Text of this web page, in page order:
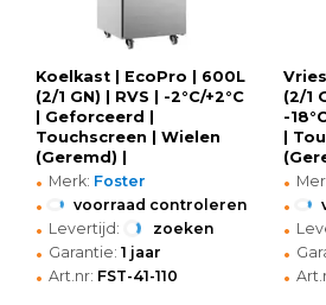
Koelkast | EcoPro | 600L
(2/1 GN) | RVS | -2°C/+2°C
| Geforceerd |
Touchscreen | Wielen
(Geremd) |
700x855x2080(h)mm
• Merk: Foster
• voorraad controleren
• Levertijd: zoeken
• Garantie: 1 jaar
• Art.nr: FST-41-110
(2/1
-
|
•
•
•
•
•